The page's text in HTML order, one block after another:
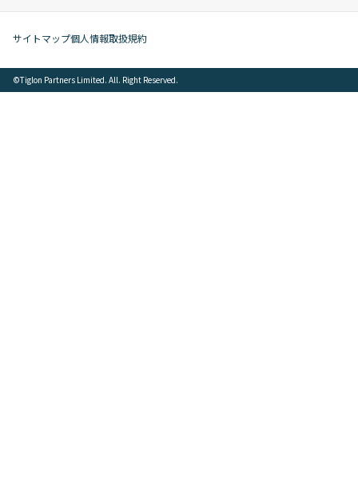
サイトマップ個人情報取扱規約
©︎Tiglon Partners Limited. All. Right Reserved.